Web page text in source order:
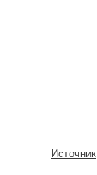
Источник